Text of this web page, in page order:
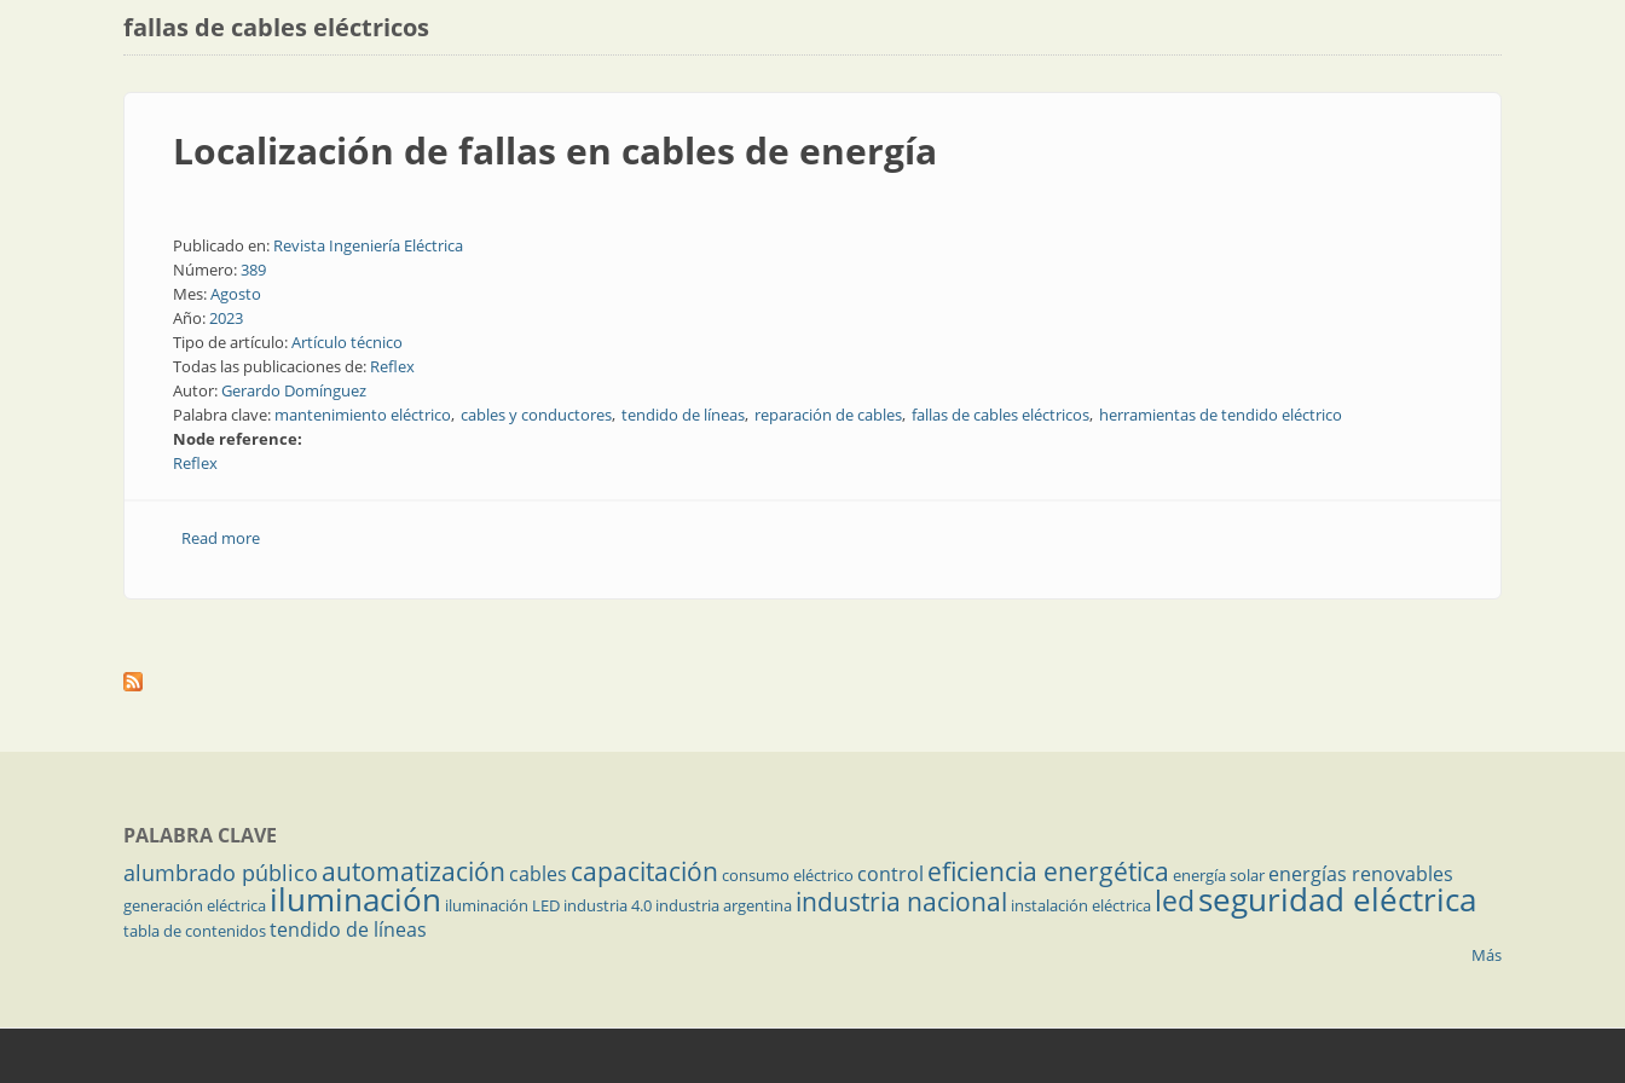
fallas de cables eléctricos
Localización de fallas en cables de energía
Publicado en: Revista Ingeniería Eléctrica
Número:389
Mes:Agosto
Año:2023
Tipo de artículo:Artículo técnico
Todas las publicaciones de: Reflex
Autor:Gerardo Domínguez
Palabra clave: mantenimiento eléctrico cables y conductores tendido de líneas reparación de cables fallas de cables eléctricos herramientas de tendido eléctrico
Node reference:
Reflex
Read moreabout Localización de fallas en cables de energía
PALABRA CLAVE
alumbrado público automatización cables capacitación consumo eléctrico control eficiencia energética energía solar energías renovables
generación eléctrica iluminación iluminación LED industria 4.0 industria argentina industria nacional instalación eléctrica ledseguridad eléctrica
tabla de contenidostendido de líneas
Más